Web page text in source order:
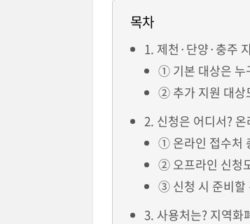
목차
1. 제천·단양·충주
① 기본 대상은 누
② 추가 지원 대상
2. 신청은 어디서?
① 온라인 접수처
② 오프라인 신청
③ 신청 시 준비할
3. 사용처는? 지역화